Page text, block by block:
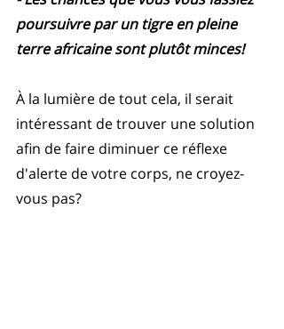
poursuivre par un tigre en pleine
terre africaine sont plutôt minces!
À la lumière de tout cela, il serait
intéressant de trouver une solution
afin de faire diminuer ce réflexe
d'alerte de votre corps, ne croyez-
vous pas?